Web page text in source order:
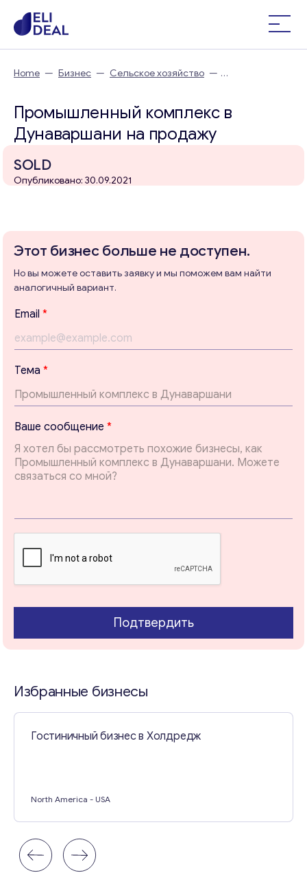
Консультация
Email
Home — Бизнес — Сельское хозяйство —
Промышленный комплекс в
Дунаваршани на продажу
SOLD
Опубликовано: 30.09.2021
Этот бизнес больше не доступен.
Но вы можете оставить заявку и мы поможем вам найти
аналогичный вариант.
Email *
Т
е
м
а
*
Т
е
м
а
Тема *
Ваше сообщение *
Подтвердить
Избранные бизнесы
Гостиничный бизнес в Холдредж
North America - USA